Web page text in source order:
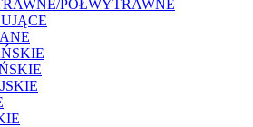
PÓŁWYTRAWNE